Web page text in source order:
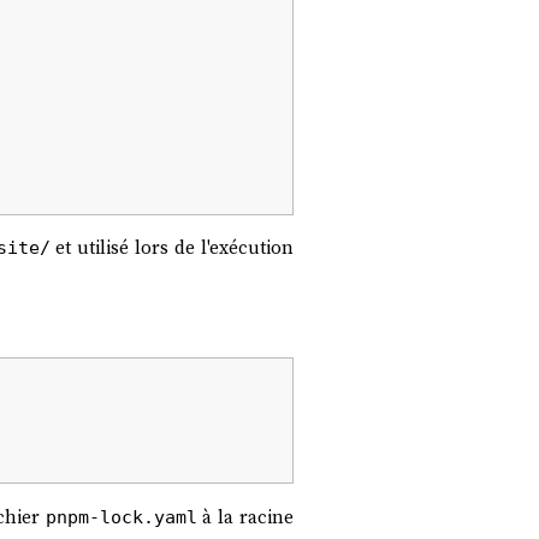
et utilisé lors de l'exécution
pnpm-lock.yaml à la racine